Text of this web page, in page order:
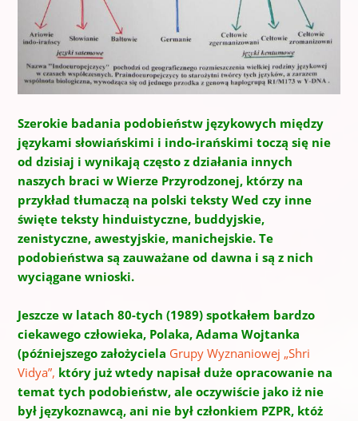
Szerokie badania podobieństw językowych między
językami słowiańskimi i indo-irańskimi toczą się nie
od dzisiaj i wynikają często z działania innych
naszych braci w Wierze Przyrodzonej, którzy na
przykład tłumaczą na polski teksty Wed czy inne
święte teksty hinduistyczne, buddyjskie,
zenistyczne, awestyjskie, manichejskie. Te
podobieństwa są zauważane od dawna i są z nich
wyciągane wnioski.
Jeszcze w latach 80-tych (1989) spotkałem bardzo
ciekawego człowieka, Polaka, Adama Wojtanka
(późniejszego założyciela Grupy Wyznaniowej „Shri
Vidya”, który już wtedy napisał duże opracowanie na
temat tych podobieństw, ale oczywiście jako iż nie
był językoznawcą, ani nie był członkiem PZPR, któż